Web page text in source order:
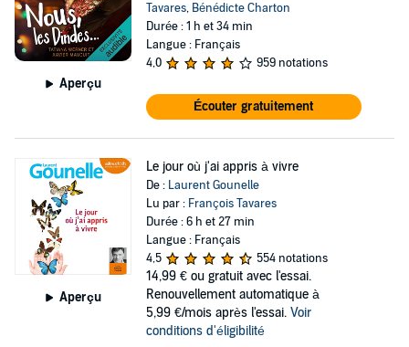
Aperçu
Tavares, Bénédicte Charton
Durée : 1 h et 34 min
Langue : Français
4,0
959 notations
Écouter gratuitement
Aperçu
Le jour où j'ai appris à vivre
De : Laurent Gounelle
Lu par : François Tavares
Durée : 6 h et 27 min
Langue : Français
4,5
554 notations
14,99 € ou gratuit avec l'essai.
Renouvellement automatique à
5,99 €/mois après l'essai. Voir
conditions d'éligibilité